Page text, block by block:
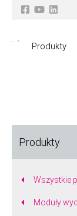
Produkty
Produkty
Wszystkie
Moduły